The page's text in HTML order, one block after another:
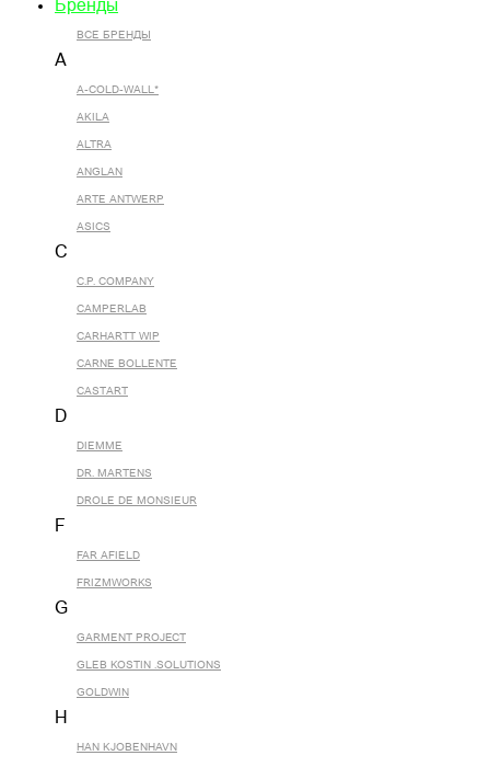
Бренды
ВСЕ БРЕНДЫ
A
A-COLD-WALL*
AKILA
ALTRA
ANGLAN
ARTE ANTWERP
ASICS
C
C.P. COMPANY
CAMPERLAB
CARHARTT WIP
CARNE BOLLENTE
CASTART
D
DIEMME
DR. MARTENS
DROLE DE MONSIEUR
F
FAR AFIELD
FRIZMWORKS
G
GARMENT PROJECT
GLEB KOSTIN .SOLUTIONS
GOLDWIN
H
HAN KJOBENHAVN